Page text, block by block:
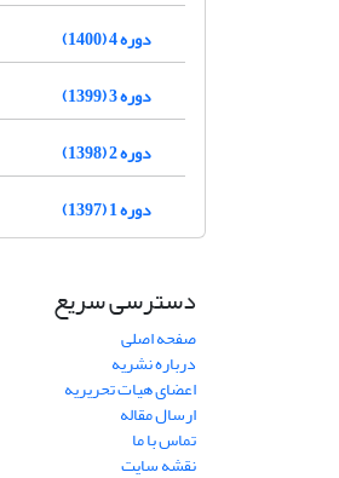
دوره 4 (1400)
دوره 3 (1399)
دوره 2 (1398)
دوره 1 (1397)
دسترسی سریع
صفحه اصلی
درباره نشریه
اعضای هیات تحریریه
ارسال مقاله
تماس با ما
نقشه سایت